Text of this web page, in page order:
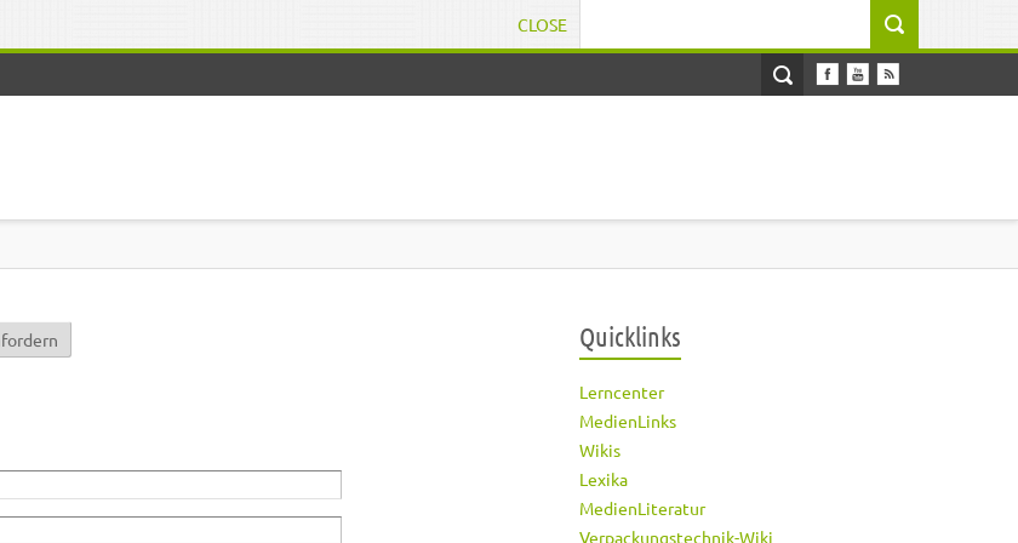
CLOSE
Quicklinks
Lerncenter
MedienLinks
Wikis
Lexika
MedienLiteratur
Verpackungstechnik-Wiki